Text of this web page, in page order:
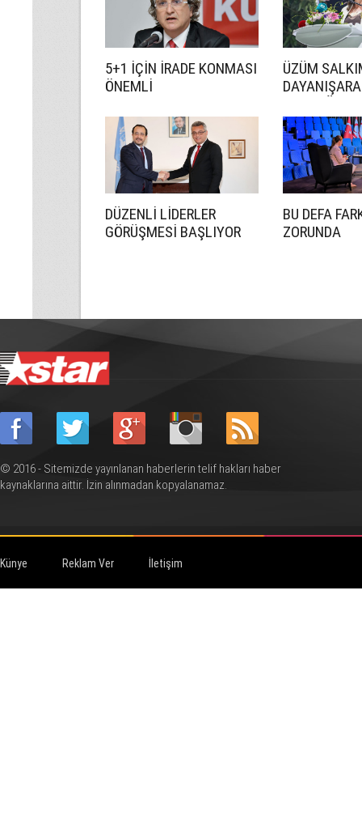
5+1 İÇİN İRADE KONMASI
ÖNEMLİ
ÜZÜM
DÜZENLİ LİDERLER
GÖRÜŞMESİ BAŞLIYOR
BU DEFA
ZORUNDA
© 2016 - Sitemizde yayınlanan haberlerin telif hakları haber
kaynaklarına aittir. İzin alınmadan kopyalanamaz.
Künye Reklam Ver İletişim